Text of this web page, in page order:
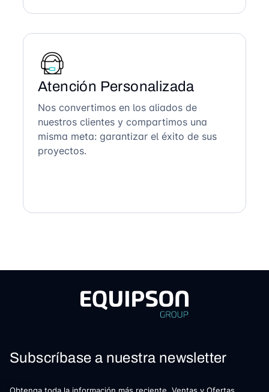
Atención Personalizada
Nos convertimos en los aliados de
nuestros clientes y compartimos una
misma meta: garantizar el éxito de sus
proyectos.
Subscríbase a nuestra newsletter